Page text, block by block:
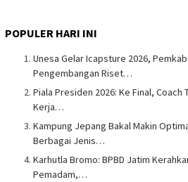
POPULER HARI INI
Unesa Gelar Icapsture 2026,
Pengembangan Riset…
Piala Presiden 2026: Ke Final, Coach
Kerja…
Kampung Jepang Bakal Makin
Berbagai Jenis…
Karhutla Bromo: BPBD Jatim
Pemadam,…